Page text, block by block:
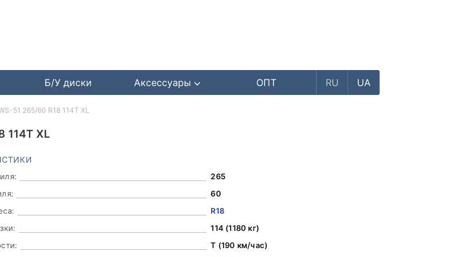
Б/У диски Аксессуары ОПТ RU UA
114T XL
265
60
R18
114 (1180 кг)
T (190 км/час)
51 265/60 R18 114T XL